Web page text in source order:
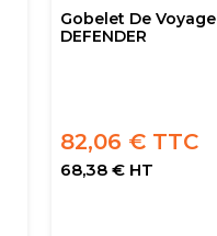
Gobelet De Voyage
DEFENDER
82,06 € TTC
68,38 € HT